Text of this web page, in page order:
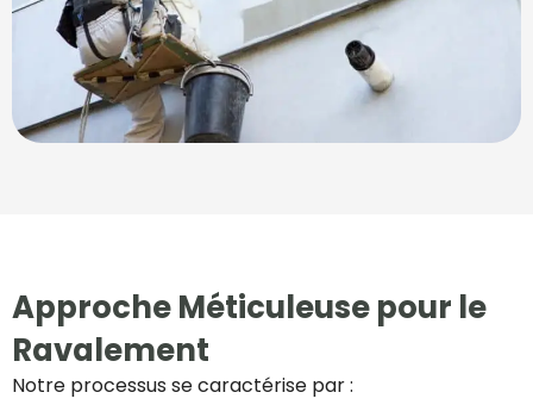
Approche Méticuleuse pour le
Ravalement
Notre processus se caractérise par :